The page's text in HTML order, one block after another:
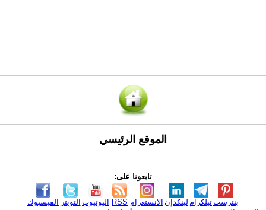
الموقع الرئيسي
تابعونا على:
الفيسبوك التويتر اليوتيوب RSS الانستغرام لينكدإن تيلكرامبنترست